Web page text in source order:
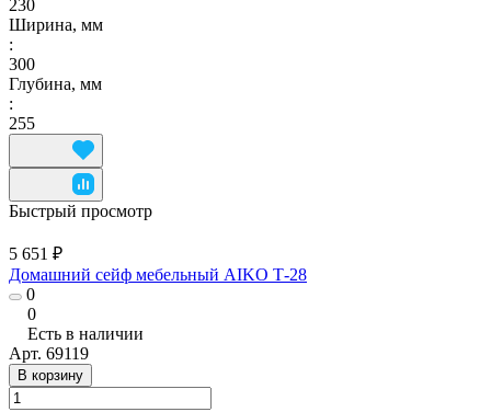
230
Ширина, мм
:
300
Глубина, мм
:
255
Быстрый просмотр
5 651 ₽
Домашний сейф мебельный AIKO Т-28
0
0
Есть в наличии
Арт. 69119
В корзину